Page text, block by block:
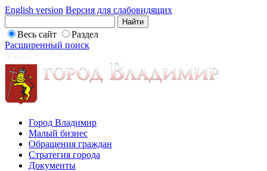
English version Версия для слабовидящих
Весь сайт
Раздел
Расширенный поиск
Город Владимир
Малый бизнес
Обращения граждан
Стратегия города
Документы